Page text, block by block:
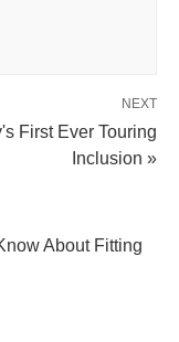
NEXT
First Ever Touring
Inclusion »
About Fitting